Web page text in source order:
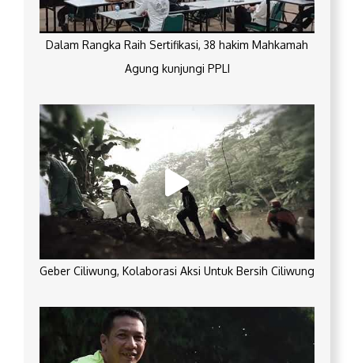
Dalam Rangka Raih Sertifikasi, 38 hakim Mahkamah
Agung kunjungi PPLI
Geber Ciliwung, Kolaborasi Aksi Untuk Bersih Ciliwung